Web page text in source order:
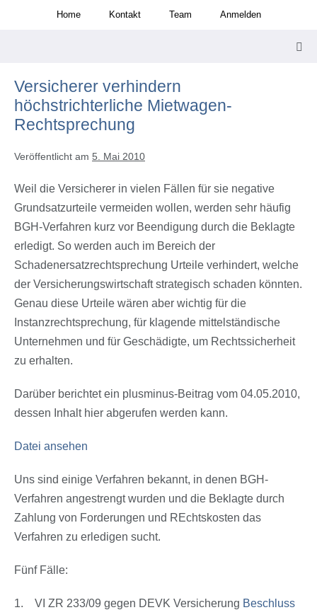
Home Kontakt Team Anmelden
Versicherer verhindern
höchstrichterliche Mietwagen-
Rechtsprechung
Veröffentlicht am 5. Mai 2010
Weil die Versicherer in vielen Fällen für sie negative
Grundsatzurteile vermeiden wollen, werden sehr häufig
BGH-Verfahren kurz vor Beendigung durch die Beklagte
erledigt. So werden auch im Bereich der
Schadenersatzrechtsprechung Urteile verhindert, welche
der Versicherungswirtschaft strategisch schaden könnten.
Genau diese Urteile wären aber wichtig für die
Instanzrechtsprechung, für klagende mittelständische
Unternehmen und für Geschädigte, um Rechtssicherheit
zu erhalten.
Darüber berichtet ein plusminus-Beitrag vom 04.05.2010,
dessen Inhalt hier abgerufen werden kann.
Datei ansehen
Uns sind einige Verfahren bekannt, in denen BGH-
Verfahren angestrengt wurden und die Beklagte durch
Zahlung von Forderungen und REchtskosten das
Verfahren zu erledigen sucht.
Fünf Fälle:
1. VI ZR 233/09 gegen DEVK Versicherung Beschluss